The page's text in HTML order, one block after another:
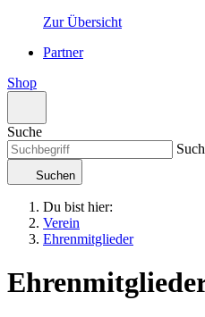
Zur Übersicht
Partner
Shop
Suche
Suchen
Du bist hier:
Verein
Ehrenmitglieder